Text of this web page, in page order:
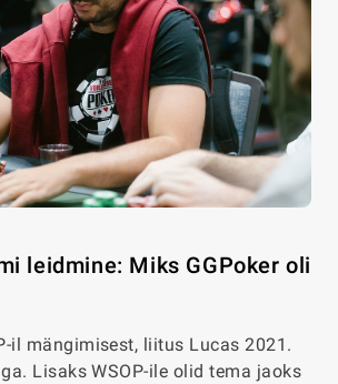
leidmine: Miks GGPoker oli
il mängimisest, liitus Lucas 2021.
Lisaks WSOP-ile olid tema jaoks